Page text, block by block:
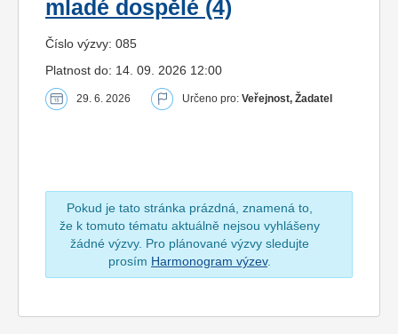
mladé dospělé (4)
Číslo výzvy: 085
Platnost do: 14. 09. 2026 12:00
29. 6. 2026 Určeno pro: Veřejnost, Žadatel
Pokud je tato stránka prázdná, znamená to,
že k tomuto tématu aktuálně nejsou vyhlášeny
žádné výzvy. Pro plánované výzvy sledujte
prosím Harmonogram výzev.